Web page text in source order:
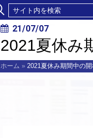
21/07/07
2021夏休み
ホーム » 2021夏休み期間中の